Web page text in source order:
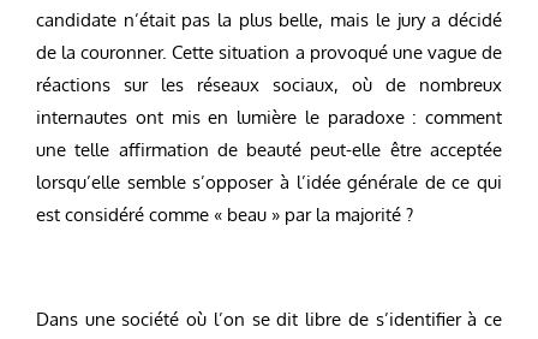
candidate n’était pas la plus belle, mais le jury a décidé
de la couronner. Cette situation a provoqué une vague de
réactions sur les réseaux sociaux, où de nombreux
internautes ont mis en lumière le paradoxe : comment
une telle affirmation de beauté peut-elle être acceptée
lorsqu’elle semble s’opposer à l’idée générale de ce qui
est considéré comme « beau » par la majorité ?
Dans une société où l’on se dit libre de s’identifier à ce